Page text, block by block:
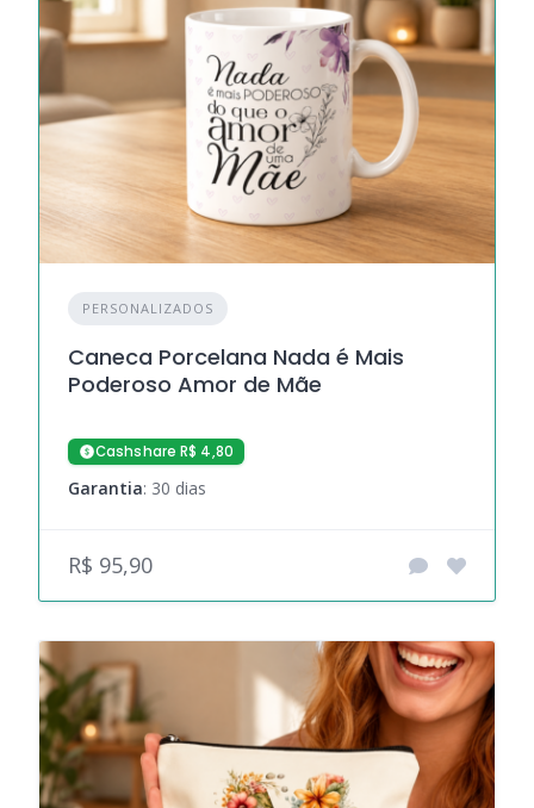
PERSONALIZADOS
Caneca Porcelana Nada é Mais
Poderoso Amor de Mãe
Cashshare R$ 4,80
Garantia: 30 dias
R$ 95,90